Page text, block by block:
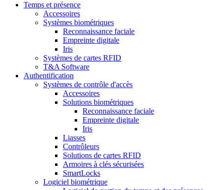
Temps et présence
Accessoires
Systèmes biométriques
Reconnaissance faciale
Empreinte digitale
Iris
Systèmes de cartes RFID
T&A Software
Authentification
Systèmes de contrôle d'accès
Accessoires
Solutions biométriques
Reconnaissance faciale
Empreinte digitale
Iris
Liasses
Contrôleurs
Solutions de cartes RFID
Armoires à clés sécurisées
SmartLocks
Logiciel biométrique